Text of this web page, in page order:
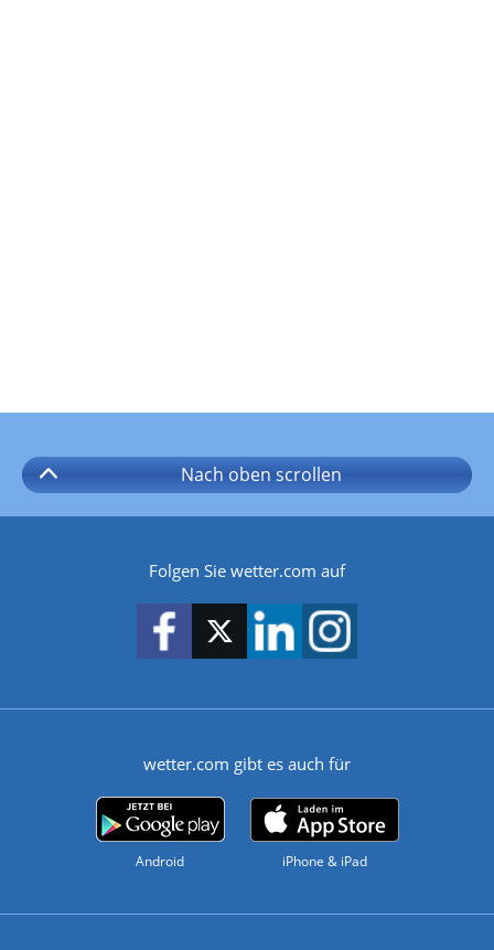
Nach oben scrollen
Folgen Sie wetter.com auf
wetter.com gibt es auch für
Android iPhone & iPad